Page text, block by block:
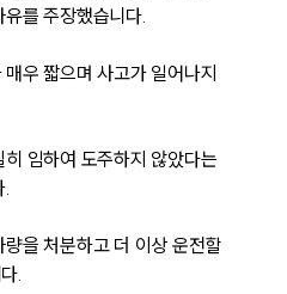
개
를 주장했습니다.
우 짧으며 사고가 일어나지
임하여 도주하지 않았다는
을 처분하고 더 이상 운전할
.